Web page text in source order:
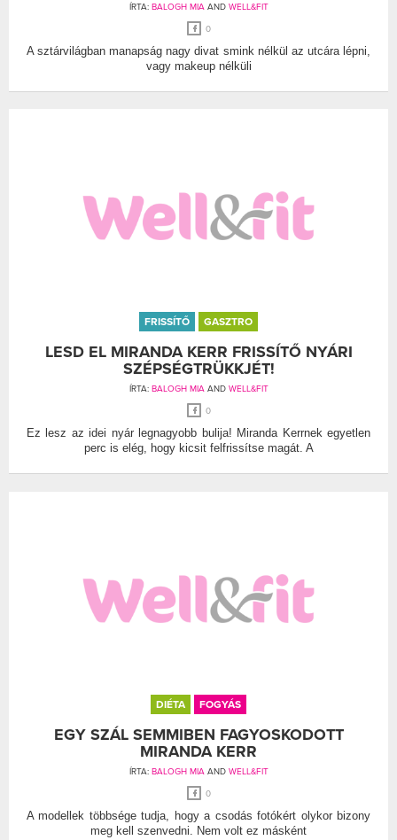
ÍRTA: BALOGH MIAAND WELL&FIT
0
A sztárvilágban manapság nagy divat smink nélkül az utcára lépni,
vagy makeup nélküli
FRISSÍTŐ GASZTRO
LESD EL MIRANDA KERR FRISSÍTŐ NYÁRI
SZÉPSÉGTRÜKKJÉT!
ÍRTA: BALOGH MIAAND WELL&FIT
0
Ez lesz az idei nyár legnagyobb bulija! Miranda Kerrnek egyetlen
perc is elég, hogy kicsit felfrissítse magát. A
DIÉTA FOGYÁS
EGY SZÁL SEMMIBEN FAGYOSKODOTT
MIRANDA KERR
ÍRTA: BALOGH MIAAND WELL&FIT
0
A modellek többsége tudja, hogy a csodás fotókért olykor bizony
meg kell szenvedni. Nem volt ez másként